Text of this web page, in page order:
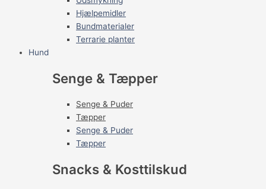
Hjælpemidler
Bundmaterialer
Terrarie planter
Hund
Senge & Tæpper
Senge & Puder
Tæpper
Senge & Puder
Tæpper
Snacks & Kosttilskud